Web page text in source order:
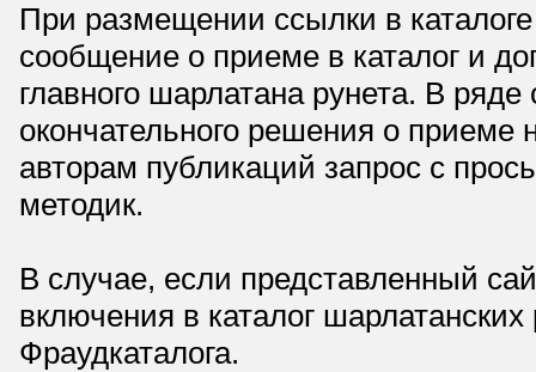
При размещении ссылки в
сообщение о приеме в каталог и
главного шарлатана рунета. В
окончательного решения о приеме
авторам публикаций запрос с
методик.
В случае, если представленный
включения в каталог
Фраудкаталога.